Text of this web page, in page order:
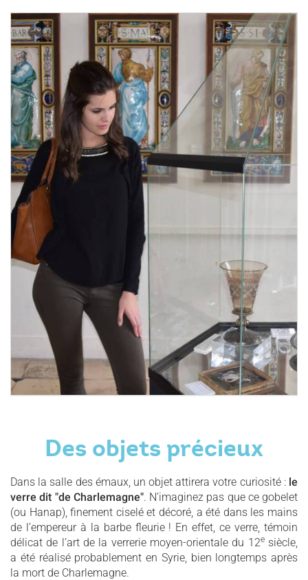
Des objets précieux
Dans la salle des émaux, un objet attirera votre curiosité : le
verre dit "de Charlemagne". N’imaginez pas que ce gobelet
(ou Hanap), finement ciselé et décoré, a été dans les mains
de l’empereur à la barbe fleurie ! En effet, ce verre, témoin
délicat de l’art de la verrerie moyen-orientale du 12esiècle,
a été réalisé probablement en Syrie, bien longtemps après
la mort de Charlemagne.